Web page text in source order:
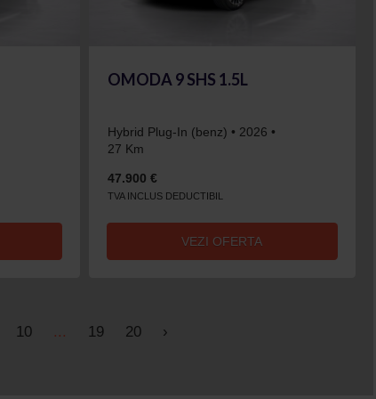
OMODA 9 SHS 1.5L
Hybrid Plug-In (benz) • 2026 •
27 Km
47.900 €
TVA INCLUS DEDUCTIBIL
VEZI OFERTA
10 ... 19 20 ›